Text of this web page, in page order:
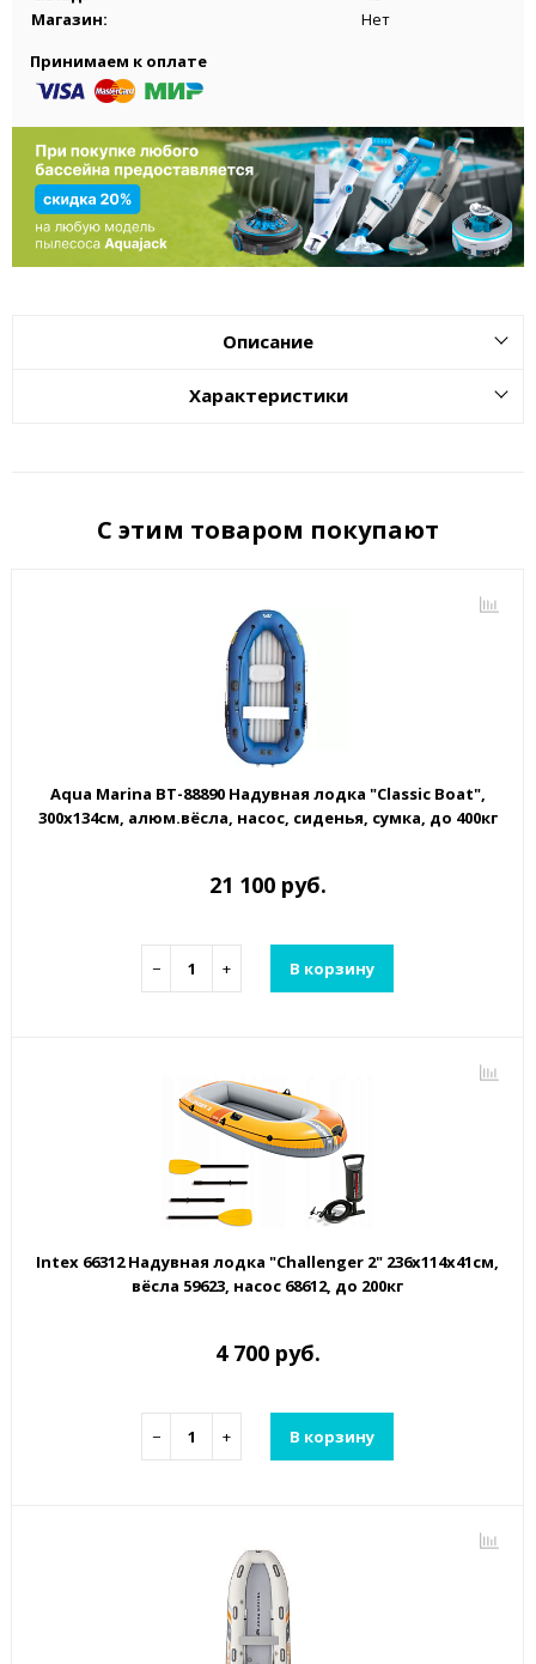
Магазин:
Нет
Принимаем к оплате
Описание
Характеристики
С этим товаром покупают
Aqua Marina BT-88890 Надувная лодка "Classic Boat",
300х134см, алюм.вёсла, насос, сиденья, сумка, до 400кг
21 100 руб.
− + В корзину
Intex 66312 Надувная лодка "Challenger 2" 236х114х41см,
вёсла 59623, насос 68612, до 200кг
4 700 руб.
− + В корзину